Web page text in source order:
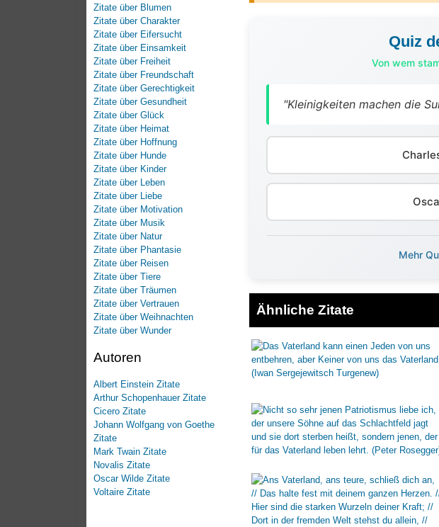
Zitate über Blumen
Zitate über Charakter
Zitate über Eifersucht
Zitate über Einsamkeit
Zitate über Freiheit
Zitate über Freundschaft
Zitate über Gerechtigkeit
Zitate über Gesundheit
Zitate über Glück
Zitate über Heimat
Zitate über Hoffnung
Zitate über Hunde
Zitate über Kinder
Zitate über Leben
Zitate über Liebe
Zitate über Motivation
Zitate über Musik
Zitate über Natur
Zitate über Phantasie
Zitate über Reisen
Zitate über Tiere
Zitate über Träumen
Zitate über Vertrauen
Zitate über Weihnachten
Zitate über Wunder
Autoren
Albert Einstein Zitate
Arthur Schopenhauer Zitate
Cicero Zitate
Johann Wolfgang von Goethe
Zitate
Mark Twain Zitate
Novalis Zitate
Oscar Wilde Zitate
Voltaire Zitate
Quiz
Von wem
"Kleinigkeiten machen die
Mehr
Ähnliche Zitate